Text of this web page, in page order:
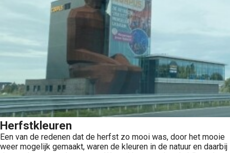
Herfstkleuren
Een van de redenen dat de herfst zo mooi was, door het mooie
weer mogelijk gemaakt, waren de kleuren in de natuur en daarbij